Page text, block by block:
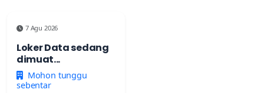
7 Agu 2026
Loker Data sedang
dimuat...
Mohon tunggu
sebentar